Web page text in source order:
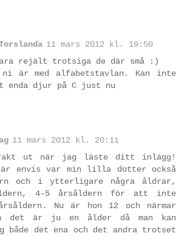
11 mars 2012 kl. 19:50
rejält trotsiga de där små :)
ni är med alfabetstavlan. Kan inte
enda djur på C just nu
11 mars 2012 kl. 20:11
rakt ut när jag läste ditt inlägg!
envis var min lilla dotter också
och i ytterligare några åldrar,
4-5 årsåldern för att inte
Nu är hon 12 och närmar
det är ju en ålder då man kan
både det ena och det andra trotset